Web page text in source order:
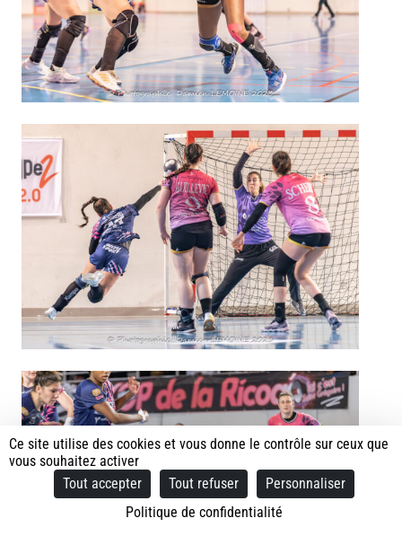
Ce site utilise des cookies et vous donne le contrôle sur ceux que
vous souhaitez activer
Tout accepter
Tout refuser
Personnaliser
Politique de confidentialité